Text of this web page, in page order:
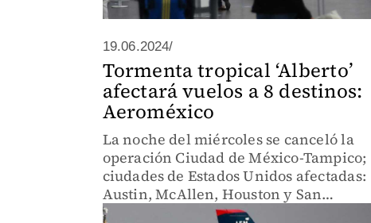
19.06.2024/
Tormenta tropical ‘Alberto’
afectará vuelos a 8 destinos:
Aeroméxico
La noche del miércoles se canceló la
operación Ciudad de México-Tampico;
ciudades de Estados Unidos afectadas:
Austin, McAllen, Houston y San
Antonio.